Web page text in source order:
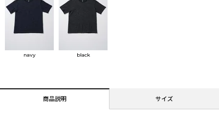
navy black
商品説明 サイズ